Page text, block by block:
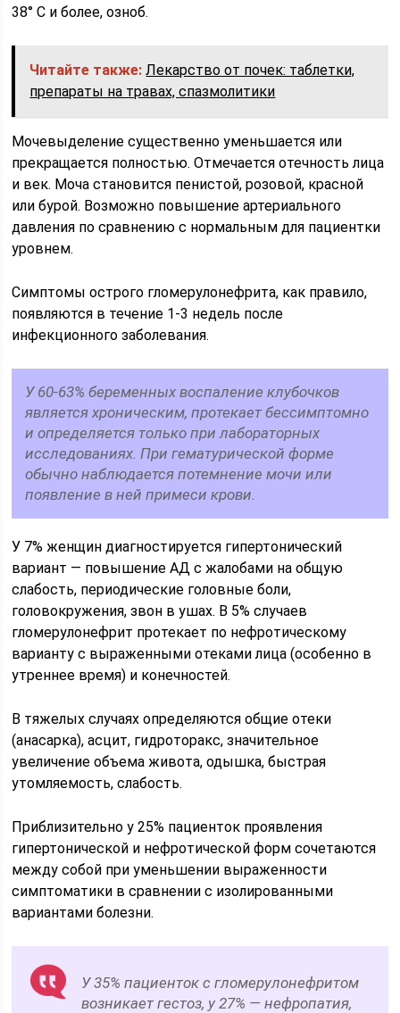
38° С и более, озноб.
Читайте также: Лекарство от почек: таблетки,
препараты на травах, спазмолитики
Мочевыделение существенно уменьшается или
прекращается полностью. Отмечается отечность лица
и век. Моча становится пенистой, розовой, красной
или бурой. Возможно повышение артериального
давления по сравнению с нормальным для пациентки
уровнем.
Симптомы острого гломерулонефрита, как правило,
появляются в течение 1-3 недель после
инфекционного заболевания.
У 60-63% беременных воспаление клубочков
является хроническим, протекает бессимптомно
и определяется только при лабораторных
исследованиях. При гематурической форме
обычно наблюдается потемнение мочи или
появление в ней примеси крови.
У 7% женщин диагностируется гипертонический
вариант — повышение АД с жалобами на общую
слабость, периодические головные боли,
головокружения, звон в ушах. В 5% случаев
гломерулонефрит протекает по нефротическому
варианту с выраженными отеками лица (особенно в
утреннее время) и конечностей.
В тяжелых случаях определяются общие отеки
(анасарка), асцит, гидроторакс, значительное
увеличение объема живота, одышка, быстрая
утомляемость, слабость.
Приблизительно у 25% пациенток проявления
гипертонической и нефротической форм сочетаются
между собой при уменьшении выраженности
симптоматики в сравнении с изолированными
вариантами болезни.
У 35% пациенток с гломерулонефритом
возникает гестоз, у 27% — нефропатия,